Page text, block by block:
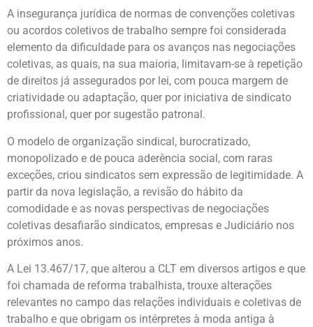
A insegurança jurídica de normas de convenções coletivas
ou acordos coletivos de trabalho sempre foi considerada
elemento da dificuldade para os avanços nas negociações
coletivas, as quais, na sua maioria, limitavam-se à repetição
de direitos já assegurados por lei, com pouca margem de
criatividade ou adaptação, quer por iniciativa de sindicato
profissional, quer por sugestão patronal.
O modelo de organização sindical, burocratizado,
monopolizado e de pouca aderência social, com raras
exceções, criou sindicatos sem expressão de legitimidade. A
partir da nova legislação, a revisão do hábito da
comodidade e as novas perspectivas de negociações
coletivas desafiarão sindicatos, empresas e Judiciário nos
próximos anos.
A Lei 13.467/17, que alterou a CLT em diversos artigos e que
foi chamada de reforma trabalhista, trouxe alterações
relevantes no campo das relações individuais e coletivas de
trabalho e que obrigam os intérpretes à moda antiga à